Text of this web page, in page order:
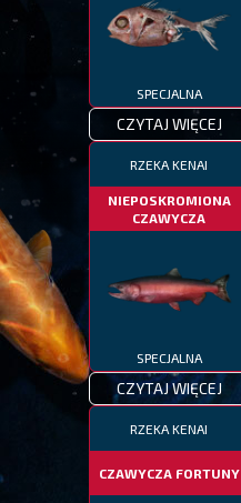
SPECJALNA
CZYTAJ WIĘCEJ
RZEKA KENAI
NIEPOSKROMIONA
CZAWYCZA
SPECJALNA
CZYTAJ WIĘCEJ
RZEKA KENAI
CZAWYCZA FORTUNY